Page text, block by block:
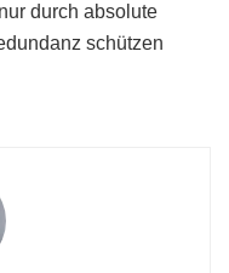
durch absolute
schützen